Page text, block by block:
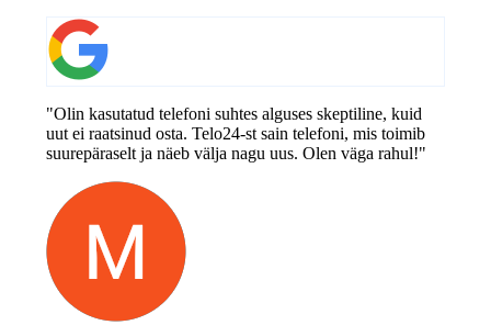
"Olin kasutatud telefoni suhtes alguses skeptiline, kuid
uut ei raatsinud osta. Telo24-st sain telefoni, mis toimib
suurepäraselt ja näeb välja nagu uus. Olen väga rahul!"